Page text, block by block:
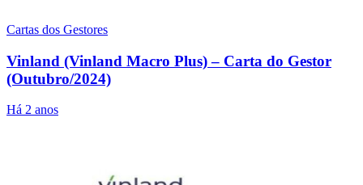
Cartas dos Gestores
Vinland (Vinland Macro Plus) – Carta do Gestor
(Outubro/2024)
Há 2 anos